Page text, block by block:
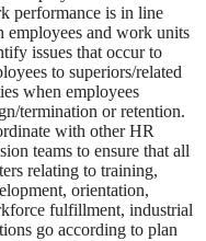
performance is in line
employees and work units
issues that occur to
to superiors/related
when employees
termination or retention.
with other HR
teams to ensure that all
relating to training,
orientation,
fulfillment, industrial
go according to plan